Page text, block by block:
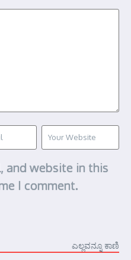
and website in this
I comment.
ಎಲ್ಲವನ್ನೂ ಕಾಣಿ